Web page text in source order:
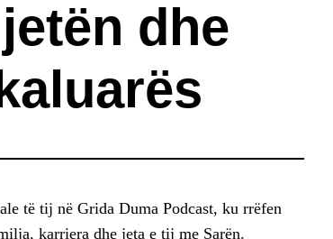
dhe
të tij në Grida Duma Podcast, ku rrëfen
karriera dhe jeta e tij me Sarën.